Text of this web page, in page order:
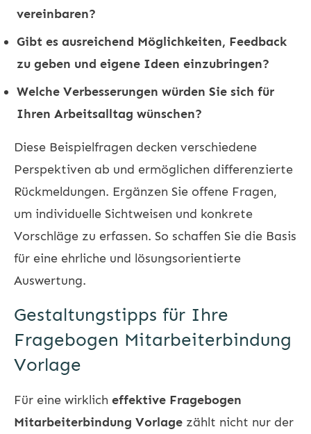
vereinbaren?
Gibt es ausreichend Möglichkeiten, Feedback
zu geben und eigene Ideen einzubringen?
Welche Verbesserungen würden Sie sich für
Ihren Arbeitsalltag wünschen?
Diese Beispielfragen decken verschiedene
Perspektiven ab und ermöglichen differenzierte
Rückmeldungen. Ergänzen Sie offene Fragen,
um individuelle Sichtweisen und konkrete
Vorschläge zu erfassen. So schaffen Sie die Basis
für eine ehrliche und lösungsorientierte
Auswertung.
Gestaltungstipps für Ihre
Fragebogen Mitarbeiterbindung
Vorlage
Für eine wirklich effektive Fragebogen
Mitarbeiterbindung Vorlage zählt nicht nur der